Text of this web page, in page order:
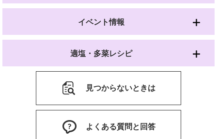
イベント情報
適塩・多菜レシピ
見つからないときは
よくある質問と回答